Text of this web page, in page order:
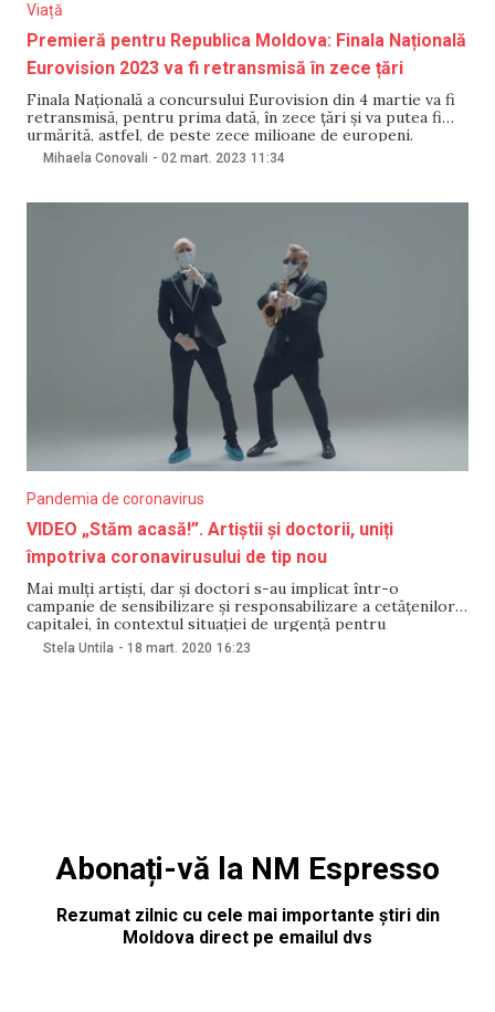
Viață
Premieră pentru Republica Moldova: Finala Națională
Eurovision 2023 va fi retransmisă în zece țări
Finala Națională a concursului Eurovision din 4 martie va fi
retransmisă, pentru prima dată, în zece țări și va putea fi
urmărită, astfel, de peste zece milioane de europeni.
Retransmisia va fi asigurată de două posturi internaționale
Mihaela Conovali - 02 mart. 2023 11:34
Pandemia de coronavirus
VIDEO „Stăm acasă!”. Artiștii și doctorii, uniți
împotriva coronavirusului de tip nou
Mai mulți artiști, dar și doctori s-au implicat într-o
campanie de sensibilizare și responsabilizare a cetățenilor
capitalei, în contextul situației de urgență pentru
prevenirea infecției de coronavirus. Aceștia au înregistrat
Stela Untila - 18 mart. 2020 16:23
Abonați-vă la NM Espresso
Rezumat zilnic cu cele mai importante știri din
Moldova direct pe emailul dvs